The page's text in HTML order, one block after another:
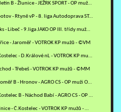
250413 - Miletín B - Žlunice - JEŽRK SPORT - OP mužů JI - ©VM
250413 - Libotov - Rtyně vP - 8. liga Autodoprava STAVO KULT OP…
250413 - Kuks - Libeč - 9.liga JAKO OP III. třídy mužů TU - ©VM
- Jaroměř - VOTROK KP mužů - ©VM
250413 - Č.Kostelec - D.Králové nL - VOTROK KP mužů - ©MV
- Třebeš - VOTROK KP mužů - ©MM
250412 - Jaroměř B - Hronov - AGRO CS - OP muži OFS NA - ©ZH+VM
250412 - Č.Kostelec B - Náchod Babí - AGRO CS - OP muži OFS NA -…
250406 - Solnice - Č.Kostelec - VOTROK KP mužů - ©EŠ